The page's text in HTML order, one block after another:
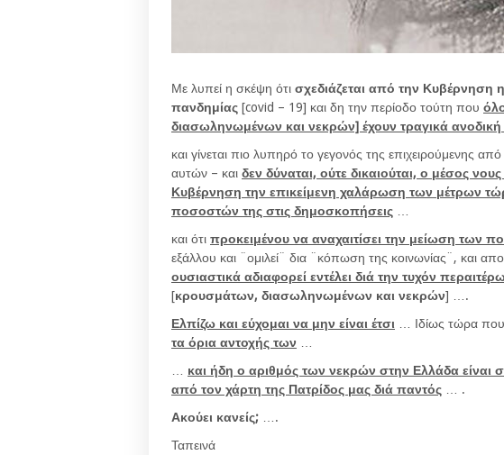
Με λυπεί η σκέψη ότι σχεδιάζεται από την
πανδημίας [covid – 19] και δη την περίοδο τούτη που
διασωληνωμένων και νεκρών] έχουν τραγικά
και γίνεται πιο λυπηρό το γεγονός της επιχειρούμενης
αυτών – και δεν δύναται, ούτε δικαιούται, ο μέσος
Κυβέρνηση την επικείμενη χαλάρωση των μέτρων
ποσοστών της στις δημοσκοπήσεις
και ότι προκειμένου να αναχαιτίσει την μείωση των
εξάλλου και ¨ομιλεί¨ δια ¨κόπωση της κοινωνίας¨, και
ουσιαστικά αδιαφορεί εντέλει διά την τυχόν
[κρουσμάτων, διασωληνωμένων και νεκρών] ….
Ελπίζω και εύχομαι να μην είναι έτσι … Ιδίως τώρα που
τα όρια αντοχής των
και ήδη ο αριθμός των νεκρών στην Ελλάδα είναι
από τον χάρτη της Πατρίδος μας διά παντός … .
Ακούει κανείς; ….
Ταπεινά